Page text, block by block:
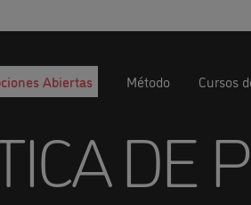
Abiertas Método Cursos
DE